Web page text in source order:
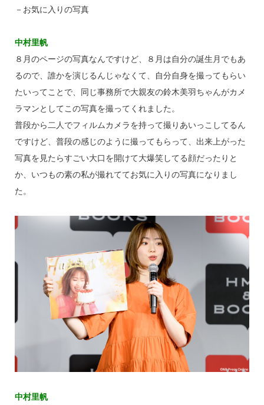
－お気に入りの写真
中村里帆
８月のページの写真なんですけど、８月は自分の誕生月でもあ
るので、誰かを演じるんじゃなくて、自分自身を撮ってもらい
たいってことで、同じ事務所で大親友の鈴木美羽ちゃんがカメ
ラマンとしてこの写真を撮ってくれました。
普段から二人でフィルムカメラを持って撮りあいっこしてるん
ですけど、普段の感じのように撮ってもらって、出来上がった
写真を見たらすごい大口を開けて大爆笑してる顔だったりと
か、いつもの素の私が撮れててお気に入りの写真になりまし
た。
中村里帆